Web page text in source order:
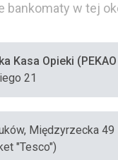
bankomaty w tej
Kasa Opieki
21
Międzyrzecka 49
"Tesco")